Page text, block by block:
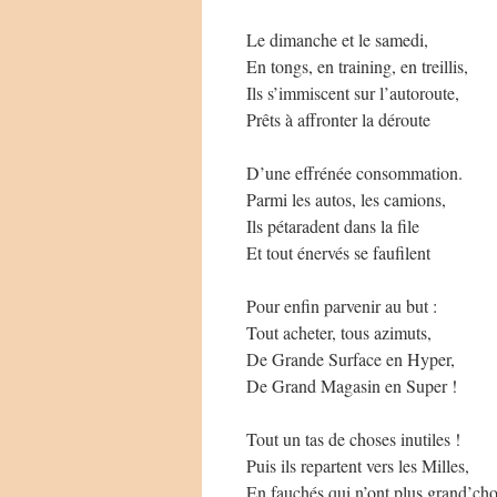
Le dimanche et le samedi,
En tongs, en training, en treillis,
Ils s’immiscent sur l’autoroute,
Prêts à affronter la déroute
D’une effrénée consommation.
Parmi les autos, les camions,
Ils pétaradent dans la file
Et tout énervés se faufilent
Pour enfin parvenir au but :
Tout acheter, tous azimuts,
De Grande Surface en Hyper,
De Grand Magasin en Super !
Tout un tas de choses inutiles !
Puis ils repartent vers les Milles,
En fauchés qui n’ont plus